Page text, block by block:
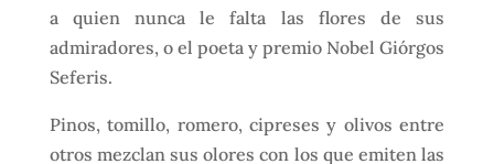
a quien nunca le falta las flores de sus
admiradores, o el poeta y premio Nobel Giórgos
Seferis.
Pinos, tomillo, romero, cipreses y olivos entre
otros mezclan sus olores con los que emiten las